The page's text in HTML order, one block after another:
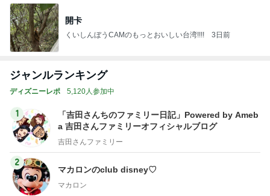
開卡
くいしんぼうCAMのもっとおいしい台湾!!!! 3日前
ジャンルランキング
ディズニーレポ 5,120人参加中
1
「吉田さんちのファミリー日記」Powered by Ameb
a 吉田さんファミリーオフィシャルブログ
吉田さんファミリー
2
マカロンのclub disney♡
マカロン